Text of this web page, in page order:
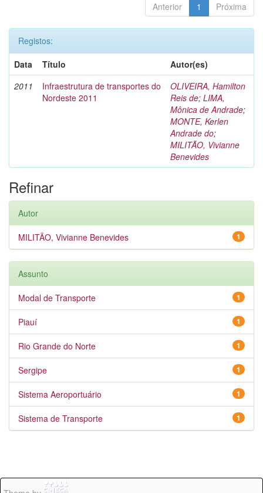
Anterior 1 Próxima
Registos:
Data
Título
Autor(es)
2011
Infraestrutura de transportes do
Nordeste 2011
OLIVEIRA, Hamilton
Reis de; LIMA,
Mônica de Andrade;
MONTE, Kerlen
Andrade do;
MILITÃO, Vivianne
Benevides
Refinar
Autor
1
MILITÃO, Vivianne Benevides
Assunto
1
Modal de Transporte
1
Piauí
1
Rio Grande do Norte
1
Sergipe
1
Sistema Aeroportuário
1
Sistema de Transporte